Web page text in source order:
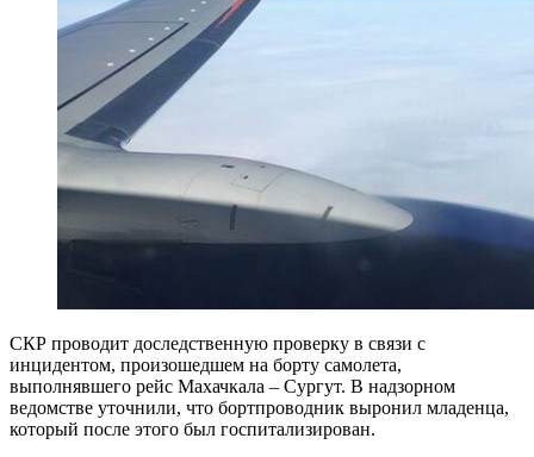
СКР проводит доследственную проверку в связи с
инцидентом, произошедшем на борту самолета,
выполнявшего рейс Махачкала – Сургут. В надзорном
ведомстве уточнили, что бортпроводник выронил младенца,
который после этого был госпитализирован.